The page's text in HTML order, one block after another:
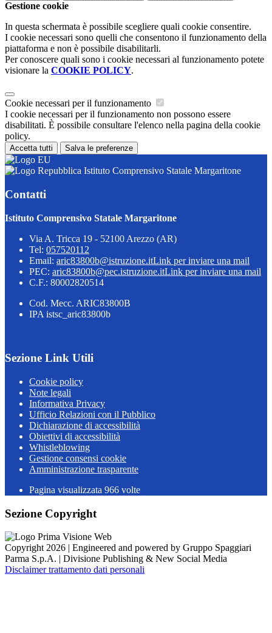
Gestione cookie
In questa schermata è possibile scegliere quali cookie consentire.
I cookie necessari sono quelli che consentono il funzionamento della
piattaforma e non è possibile disabilitarli.
Per conoscere quali sono i cookie necessari al funzionamento potete
visionare la COOKIE POLICY.
Cookie necessari per il funzionamento
I cookie necessari per il funzionamento non possono essere
disabilitati. È possibile consultare l'elenco nella pagina della cookie
policy.
Accetta tutti Salva le preferenze
Istituto Comprensivo Statale Margaritone
Contatti
Istituto Comprensivo Statale Margaritone
Via A. Tricca 19 - 52100 Arezzo (AR)
Tel: 057520112
Email: aric83800b@istruzione.itLink per inviare una mail
PEC: aric83800b@pec.istruzione.itLink per inviare una mail
C.F.: 80002820514
Cod. Mecc. ARIC83800B
IPA istsc_aric83800b
Sezione Link Utili
Cookie policy
Note legali
Informativa Privacy
Ufficio Relazioni con il Pubblico
Dichiarazione di accessibilità
Obiettivi di accessibilità
Whistleblowing
Gestione consensi cookie
Amministrazione trasparente
Pagina visualizzata 966 volte
Sezione Copyright
Copyright 2026 | Engineered and powered by Gruppo Spaggiari
Parma S.p.A. | Divisione Publishing & New Social Media
Disclaimer trattamento dati personali